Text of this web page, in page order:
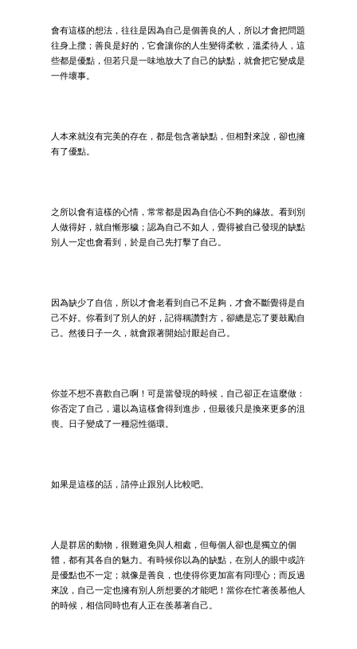
會有這樣的想法，往往是因為自己是個善良的人，所以才會把問題
往身上攬；善良是好的，它會讓你的人生變得柔軟，溫柔待人，這
些都是優點，但若只是一味地放大了自己的缺點，就會把它變成是
一件壞事。
人本來就沒有完美的存在，都是包含著缺點，但相對來說，卻也擁
有了優點。
之所以會有這樣的心情，常常都是因為自信心不夠的緣故。看到別
人做得好，就自慚形穢；認為自己不如人，覺得被自己發現的缺點
別人一定也會看到，於是自己先打擊了自己。
因為缺少了自信，所以才會老看到自己不足夠，才會不斷覺得是自
己不好。你看到了別人的好，記得稱讚對方，卻總是忘了要鼓勵自
己。然後日子一久，就會跟著開始討厭起自己。
你並不想不喜歡自己啊！可是當發現的時候，自己卻正在這麼做：
你否定了自己，還以為這樣會得到進步，但最後只是換來更多的沮
喪。日子變成了一種惡性循環。
如果是這樣的話，請停止跟別人比較吧。
人是群居的動物，很難避免與人相處，但每個人卻也是獨立的個
體，都有其各自的魅力。有時候你以為的缺點，在別人的眼中或許
是優點也不一定；就像是善良，也使得你更加富有同理心；而反過
來說，自己一定也擁有別人所想要的才能吧！當你在忙著羨慕他人
的時候，相信同時也有人正在羨慕著自己。